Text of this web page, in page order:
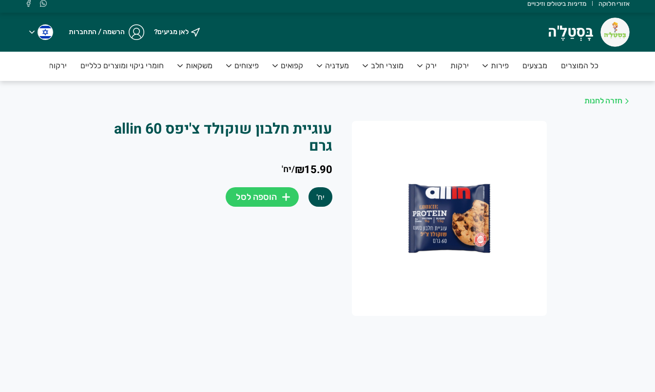
בָּסְטַלֶ'ה
חשוב שתדעו ש:
✅ הפירות והירקות בסטנדרט פרימיום
השירות של בָּסְטַלֶ'ה מספק פיתרון מושלם לקהל לקוחותינו אשר רוצה להנות מפירות וירקות טריים ומובחרים לצד שירות אדיב ומקצועי.
אזורי חלוקה מדיניות ביטולים וזיכויים
בָּסְטַלֶ'ה לאן מגיעים? הרשמה / התחברות
כל המוצרים מבצעים פירות ירקות ירק מוצרי חלב מעדניה קפואים פיצוחים משקאות חומרי ניקוי ומוצרים כלליים ירקות טריים ארוזים
חזרה לחנות
עוגיית חלבון שוקולד צ'יפס allin 60
גרם
₪15.90
/יח'
יח' הוספה לסל